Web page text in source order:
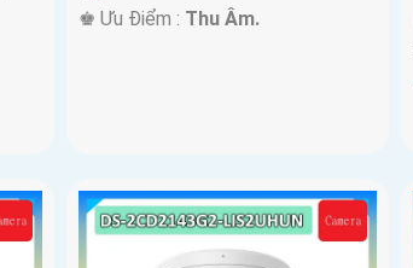
️♚ Ưu Điểm : Thu Âm.